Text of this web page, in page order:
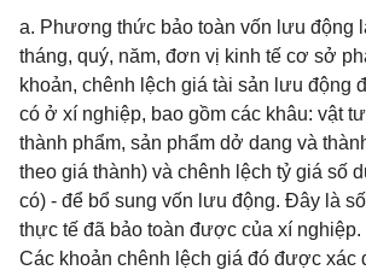
a. Phương thức bảo toàn vốn lưu động
tháng, quý, năm, đơn vị kinh tế cơ sở
khoản, chênh lệch giá tài sản lưu động
có ở xí nghiệp, bao gồm các khâu: vật
thành phẩm, sản phẩm dở dang và
theo giá thành) và chênh lệch tỷ giá số
có) - để bổ sung vốn lưu động. Đây là
thực tế đã bảo toàn được của xí nghiệp.
Các khoản chênh lệch giá đó được xác